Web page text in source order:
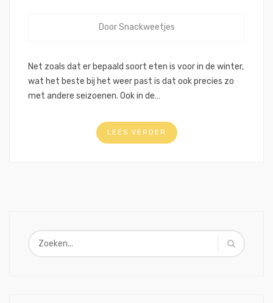
DoorSnackweetjes
Net zoals dat er bepaald soort eten is voor in de winter,
wat het beste bij het weer past is dat ook precies zo
met andere seizoenen. Ook in de…
LEES VERDER